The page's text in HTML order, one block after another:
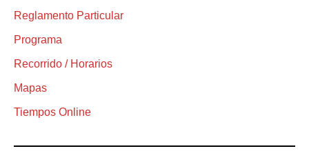
Reglamento Particular
Programa
Recorrido / Horarios
Mapas
Tiempos Online